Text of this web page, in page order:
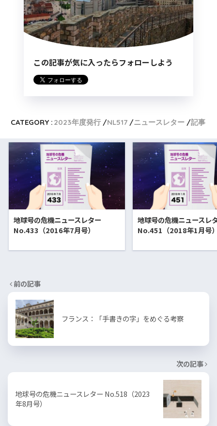
この記事が気に入ったらフォローしよう
CATEGORY : 2023年度発行 NL517 ニュースレター 記事
地球号の危機ニュースレター
No.433（2016年7月号）
地球号の危機ニュースレ
No.451（2018年1月号
前の記事
フランス：「手書きの字」をめぐる考察
次の記事
地球号の危機ニュースレター No.518（2023
年8月号）